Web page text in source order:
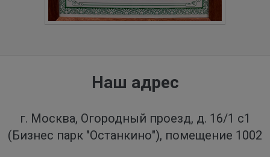
Наш адрес
г. Москва, Огородный проезд, д. 16/1 с1
(Бизнес парк "Останкино"), помещение 1002